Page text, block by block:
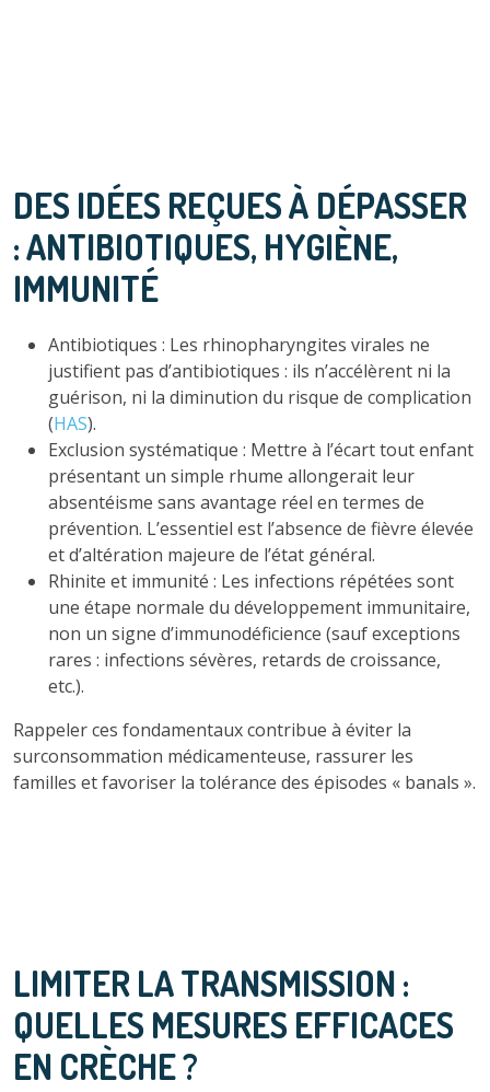
DES IDÉES REÇUES À DÉPASSER
: ANTIBIOTIQUES, HYGIÈNE,
IMMUNITÉ
Antibiotiques : Les rhinopharyngites virales ne
justifient pas d’antibiotiques : ils n’accélèrent ni la
guérison, ni la diminution du risque de complication
(HAS).
Exclusion systématique : Mettre à l’écart tout enfant
présentant un simple rhume allongerait leur
absentéisme sans avantage réel en termes de
prévention. L’essentiel est l’absence de fièvre élevée
et d’altération majeure de l’état général.
Rhinite et immunité : Les infections répétées sont
une étape normale du développement immunitaire,
non un signe d’immunodéficience (sauf exceptions
rares : infections sévères, retards de croissance,
etc.).
Rappeler ces fondamentaux contribue à éviter la
surconsommation médicamenteuse, rassurer les
familles et favoriser la tolérance des épisodes « banals ».
LIMITER LA TRANSMISSION :
QUELLES MESURES EFFICACES
EN CRÈCHE ?